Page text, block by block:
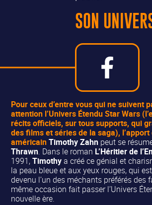
SON
Pour ceux d’entre vous qui ne suivent
attention l’Univers Étendu Star Wars
récits officiels, sur tous supports, qui
des films et séries de la saga), l’apport
américain Timothy Zahn peut se
Thrawn. Dans le roman L’Héritier de
1991,Timothya créé ce génial et
la peau bleue et aux yeux rouges, qui
devenu l’un des méchants préférés des
même occasion fait passer l’Univers
nouvelle ère.